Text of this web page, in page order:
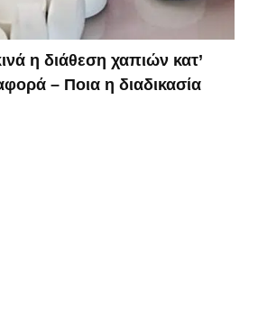
η διάθεση χαπιών κατ’
– Ποια η διαδικασία